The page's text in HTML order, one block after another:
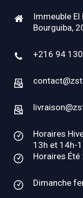
Immeuble El
Bourguiba,
+216 94
Horaires
13h et 14h-
Horaires Été
Dimanche